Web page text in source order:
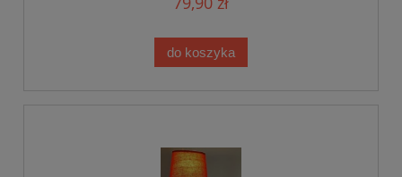
do koszyka